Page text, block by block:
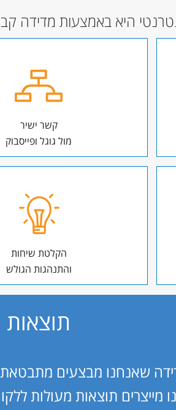
היא באמצעות מדידה
קשר ישיר
מול גוגל ופייסבוק
הקלטת שיחות
והתנהגות הגולש
תוצאות
שאנחנו מבצעים
מייצרים תוצאות מעולות